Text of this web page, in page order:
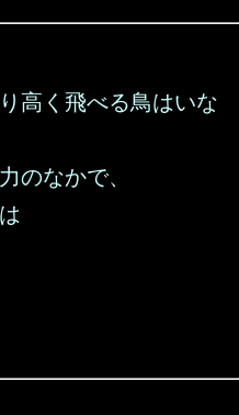
高く飛べる鳥はいな
のなかで、